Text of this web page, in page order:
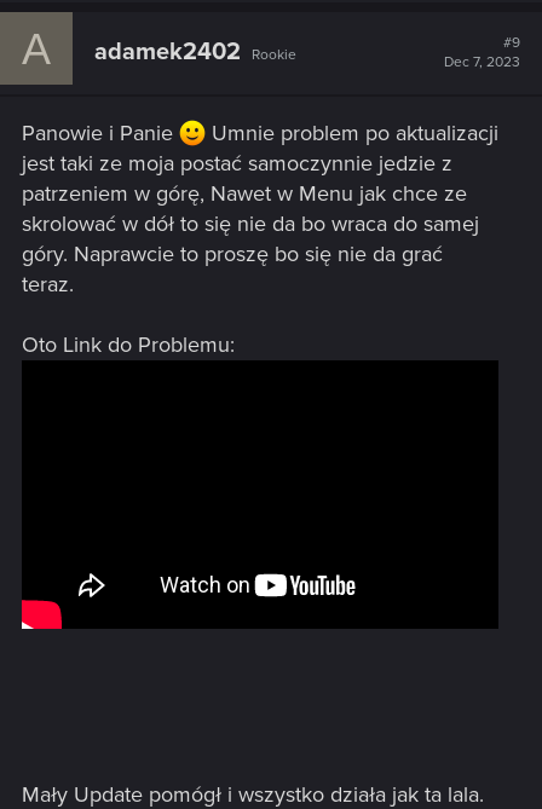
A adamek2402 Rookie
#9
Dec 7, 2023
Panowie i Panie
Umnie problem po aktualizacji
jest taki ze moja postać samoczynnie jedzie z
patrzeniem w górę, Nawet w Menu jak chce ze
skrolować w dół to się nie da bo wraca do samej
góry. Naprawcie to proszę bo się nie da grać
teraz.
Oto Link do Problemu:
Mały Update pomógł i wszystko działa jak ta lala.